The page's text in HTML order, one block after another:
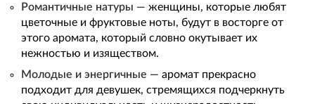
Романтичные натуры — женщины, которые любят
цветочные и фруктовые ноты, будут в восторге от
этого аромата, который словно окутывает их
нежностью и изяществом.
Молодые и энергичные — аромат прекрасно
подходит для девушек, стремящихся подчеркнуть